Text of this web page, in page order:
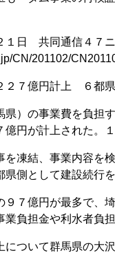
１日 共同通信４７
CN/201102/
２７億円計上 ６都
）の事業費を負担
億円が計上された。
凍結、事業内容を
県側として建設続行
７億円が最多で、
業負担金や利水者負
ついて群馬県の大